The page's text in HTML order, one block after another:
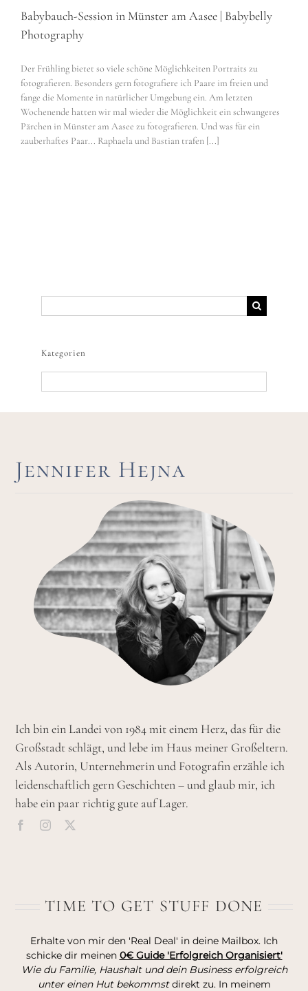
Babybauch-Session in Münster am Aasee | Babybelly
Photography
Der Frühling bietet so viele schöne Möglichkeiten Portraits zu
fotografieren. Besonders gern fotografiere ich Paare im freien und
fange die Momente in natürlicher Umgebung ein. Am letzten
Wochenende hatten wir mal wieder die Möglichkeit ein schwangeres
Pärchen in Münster am Aasee zu fotografieren. Und was für ein
zauberhaftes Paar... Raphaela und Bastian trafen [...]
nach:
Kategorien
Jennifer Hejna
Ich bin ein Landei von 1984 mit einem Herz, das für die
Großstadt schlägt, und lebe im Haus meiner Großeltern.
Als Autorin, Unternehmerin und Fotografin erzähle ich
leidenschaftlich gern Geschichten – und glaub mir, ich
habe ein paar richtig gute auf Lager.
TIME TO GET STUFF DONE
Erhalte von mir den 'Real Deal' in deine Mailbox. Ich
schicke dir meinen 0€ Guide 'Erfolgreich Organisiert'
Wie du Familie, Haushalt und dein Business erfolgreich
unter einen Hut bekommstdirekt zu. In meinem